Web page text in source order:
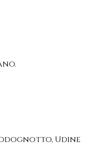
Udine